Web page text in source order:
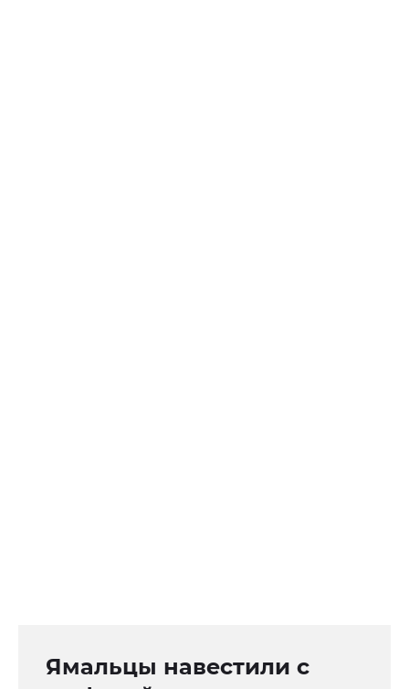
Ямальцы навестили с